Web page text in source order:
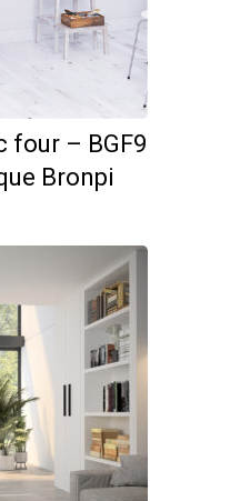
four – BGF9
Bronpi